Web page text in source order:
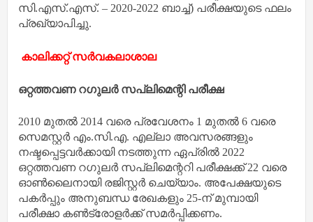
സി.എസ്.എസ്. – 2020-2022 ബാച്ച്) പരീക്ഷയുടെ ഫലം
പ്രഖ്യാപിച്ചു.
കാലിക്കറ്റ് സർവകലാശാല
ഒറ്റത്തവണ റഗുലര്‍ സപ്ലിമെന്റി പരീക്ഷ
2010 മുതല്‍ 2014 വരെ പ്രവേശനം 1 മുതല്‍ 6 വരെ
സെമസ്റ്റര്‍ എം.സി.എ. എല്ലാ അവസരങ്ങളും
നഷ്ടപ്പെട്ടവര്‍ക്കായി നടത്തുന്ന ഏപ്രില്‍ 2022
ഒറ്റത്തവണ റഗുലര്‍ സപ്ലിമെന്ററി പരീക്ഷക്ക് 22 വരെ
ഓണ്‍ലൈനായി രജിസ്റ്റര്‍ ചെയ്യാം. അപേക്ഷയുടെ
പകര്‍പ്പും അനുബന്ധ രേഖകളും 25-ന് മുമ്പായി
പരീക്ഷാ കണ്‍ട്രോളര്‍ക്ക് സമര്‍പ്പിക്കണം.